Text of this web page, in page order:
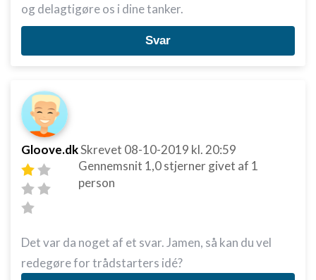
og delagtigøre os i dine tanker.
Svar
Gloove.dkSkrevet 08-10-2019 kl. 20:59
Gennemsnit 1,0stjerner givet af 1
person
Det var da noget af et svar. Jamen, så kan du vel
redegøre for trådstarters idé?